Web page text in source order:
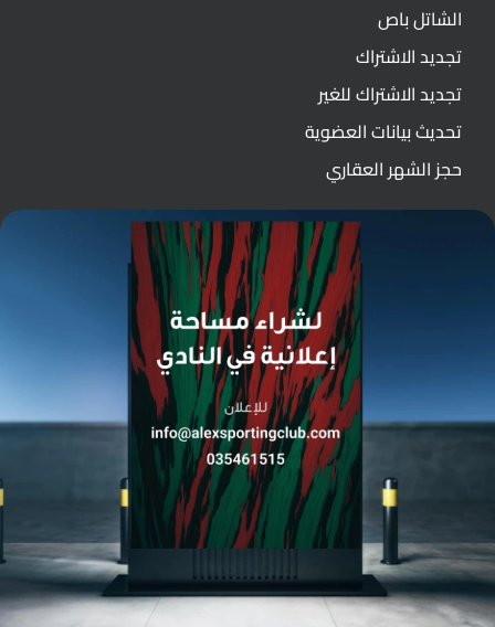
الشاتل باص
تجديد الاشتراك
تجديد الاشتراك للغير
تحديث بيانات العضوية
حجز الشهر العقاري